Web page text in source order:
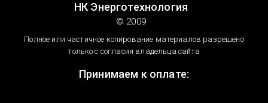
НК Энерготехнология
© 2009
Полное или частичное копирование материалов разрешено
только с согласия владельца сайта
Принимаем к оплате: